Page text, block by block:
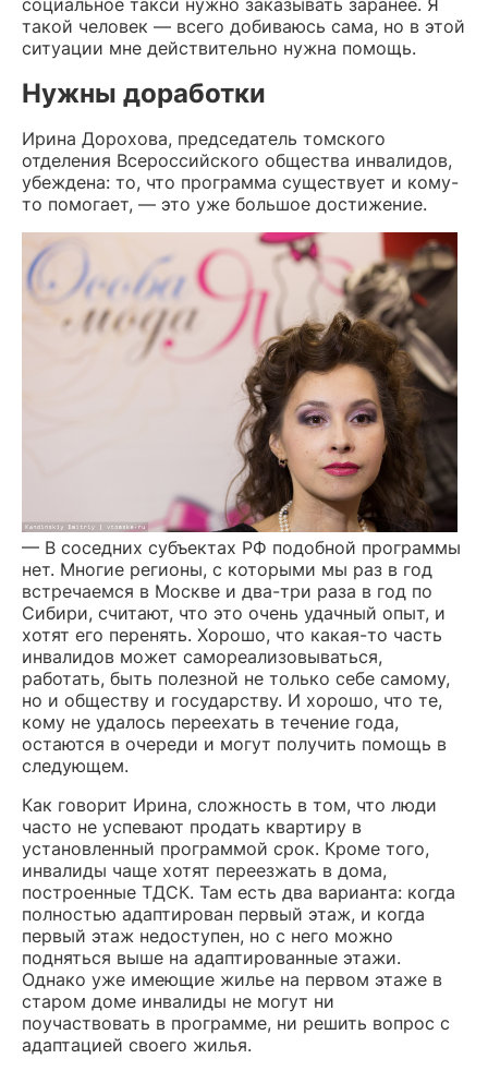
такой человек — всего добиваюсь сама, но в этой
ситуации мне действительно нужна помощь.
Нужны доработки
Ирина Дорохова, председатель томского
отделения Всероссийского общества инвалидов,
убеждена: то, что программа существует и кому-
то помогает, — это уже большое достижение.
— В соседних субъектах РФ подобной программы
нет. Многие регионы, с которыми мы раз в год
встречаемся в Москве и два-три раза в год по
Сибири, считают, что это очень удачный опыт, и
хотят его перенять. Хорошо, что какая-то часть
инвалидов может самореализовываться,
работать, быть полезной не только себе самому,
но и обществу и государству. И хорошо, что те,
кому не удалось переехать в течение года,
остаются в очереди и могут получить помощь в
следующем.
Как говорит Ирина, сложность в том, что люди
часто не успевают продать квартиру в
установленный программой срок. Кроме того,
инвалиды чаще хотят переезжать в дома,
построенные ТДСК. Там есть два варианта: когда
полностью адаптирован первый этаж, и когда
первый этаж недоступен, но с него можно
подняться выше на адаптированные этажи.
Однако уже имеющие жилье на первом этаже в
старом доме инвалиды не могут ни
поучаствовать в программе, ни решить вопрос с
адаптацией своего жилья.